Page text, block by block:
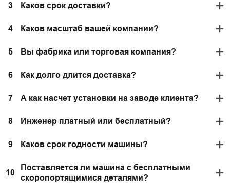
3 Каков срок доставки?
4 Каков масштаб вашей компании?
5 Вы фабрика или торговая компания?
6 Как долго длится доставка?
7 А как насчет установки на заводе клиента?
8 Инженер платный или бесплатный?
9 Каков срок годности машины?
10
Поставляется ли машина с бесплатными
скоропортящимися деталями?